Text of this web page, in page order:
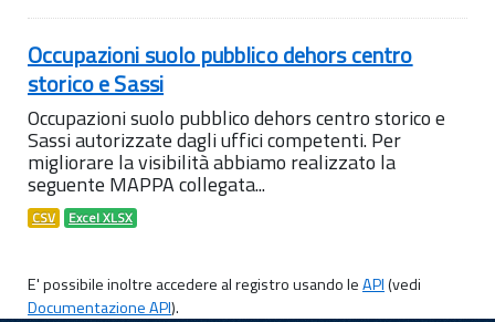
Occupazioni suolo pubblico dehors centro
storico e Sassi
Occupazioni suolo pubblico dehors centro storico e
Sassi autorizzate dagli uffici competenti. Per
migliorare la visibilità abbiamo realizzato la
seguente MAPPA collegata...
CSV Excel XLSX
E' possibile inoltre accedere al registro usando leAPI(vedi
Documentazione API).